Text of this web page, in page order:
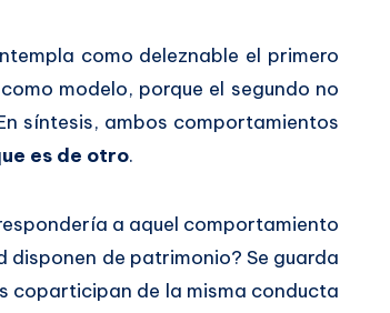
como deleznable el primero
modelo, porque el segundo no
síntesis, ambos comportamientos
es de otro.
a aquel comportamiento
disponen de patrimonio? Se guarda
coparticipan de la misma conducta